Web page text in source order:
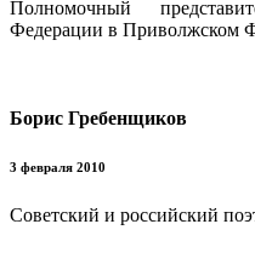
Полномочный
Федерации в Приволжском
Борис Гребенщиков
3 февраля 2010
Советский и российский